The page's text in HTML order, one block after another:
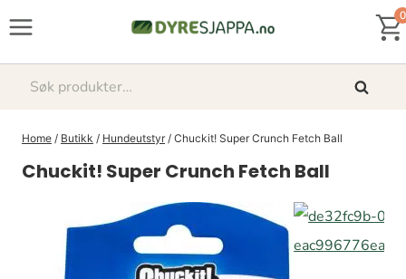
0
Søk
Søk
Home / Butikk / Hundeutstyr / Chuckit! Super Crunch Fetch Ball
Chuckit! Super Crunch Fetch Ball